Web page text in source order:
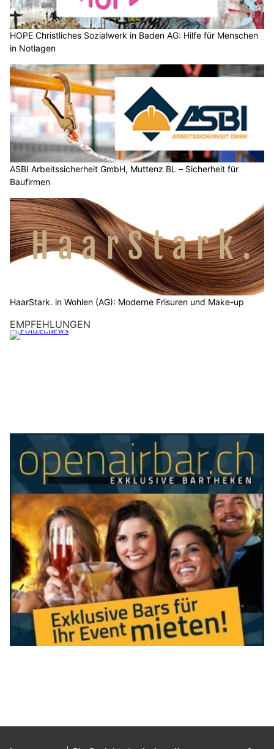
HOPE Christliches Sozialwerk in Baden AG: Hilfe für Menschen
in Notlagen
ASBI Arbeitssicherheit GmbH, Muttenz BL – Sicherheit für
Baufirmen
HaarStark. in Wohlen (AG): Moderne Frisuren und Make-up
EMPFEHLUNGEN